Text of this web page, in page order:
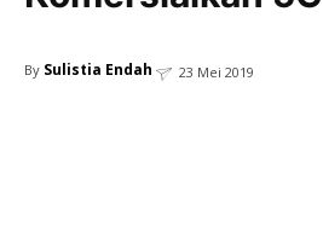
By Sulistia Endah 23 Mei 2019